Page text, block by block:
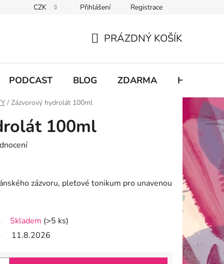
CZK Přihlášení Registrace
KOŠÍK
PRÁZDNÝ KOŠÍK
PODCAST BLOG ZDARMA
/ Zázvorový hydrolát 100ml
100ml
zázvoru, pleťové tonikum pro unavenou
Skladem (>5 ks)
11.8.2026